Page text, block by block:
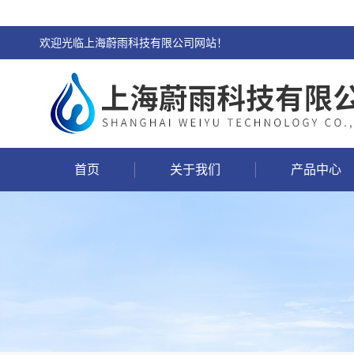
欢迎光临上海蔚雨科技有限公司网站！
首页 关于我们 产品中心